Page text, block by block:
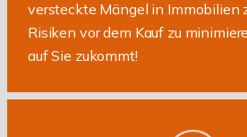
versteckte Mängel in Immobilien
Risiken vor dem Kauf zu
auf Sie zukommt!